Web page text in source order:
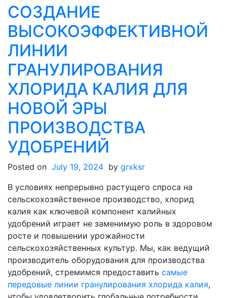
Disco
para
Fertilizantes
СОЗДАНИЕ
ВЫСОКОЭФФЕКТИВНОЙ
ЛИНИИ
ГРАНУЛИРОВАНИЯ
ХЛОРИДА КАЛИЯ ДЛЯ
НОВОЙ ЭРЫ
ПРОИЗВОДСТВА
УДОБРЕНИЙ
Posted on July 19, 2024 by grxksr
В условиях непрерывно растущего спроса на
сельскохозяйственное производство, хлорид
калия как ключевой компонент калийных
удобрений играет не заменимую роль в здоровом
росте и повышении урожайности
сельскохозяйственных культур. Мы, как ведущий
производитель оборудования для производства
удобрений, стремимся предоставить самые
передовые линии гранулирования хлорида калия,